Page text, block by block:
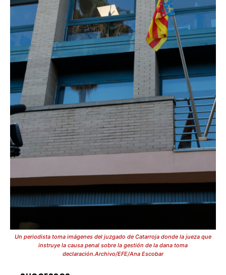
Un periodista toma imágenes del juzgado de Catarroja donde la jueza que
instruye la causa penal sobre la gestión de la dana toma
declaración.Archivo/EFE/Ana Escobar